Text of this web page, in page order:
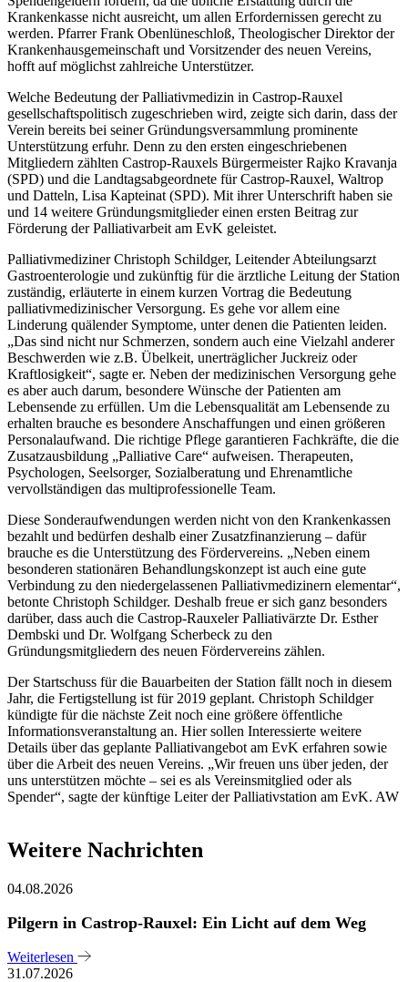
Krankenkasse nicht ausreicht, um allen Erfordernissen gerecht zu
werden. Pfarrer Frank Obenlüneschloß, Theologischer Direktor der
Krankenhausgemeinschaft und Vorsitzender des neuen Vereins,
hofft auf möglichst zahlreiche Unterstützer.
Welche Bedeutung der Palliativmedizin in Castrop-Rauxel
gesellschaftspolitisch zugeschrieben wird, zeigte sich darin, dass der
Verein bereits bei seiner Gründungsversammlung prominente
Unterstützung erfuhr. Denn zu den ersten eingeschriebenen
Mitgliedern zählten Castrop-Rauxels Bürgermeister Rajko Kravanja
(SPD) und die Landtagsabgeordnete für Castrop-Rauxel, Waltrop
und Datteln, Lisa Kapteinat (SPD). Mit ihrer Unterschrift haben sie
und 14 weitere Gründungsmitglieder einen ersten Beitrag zur
Förderung der Palliativarbeit am EvK geleistet.
Palliativmediziner Christoph Schildger, Leitender Abteilungsarzt
Gastroenterologie und zukünftig für die ärztliche Leitung der Station
zuständig, erläuterte in einem kurzen Vortrag die Bedeutung
palliativmedizinischer Versorgung. Es gehe vor allem eine
Linderung quälender Symptome, unter denen die Patienten leiden.
„Das sind nicht nur Schmerzen, sondern auch eine Vielzahl anderer
Beschwerden wie z.B. Übelkeit, unerträglicher Juckreiz oder
Kraftlosigkeit“, sagte er. Neben der medizinischen Versorgung gehe
es aber auch darum, besondere Wünsche der Patienten am
Lebensende zu erfüllen. Um die Lebensqualität am Lebensende zu
erhalten brauche es besondere Anschaffungen und einen größeren
Personalaufwand. Die richtige Pflege garantieren Fachkräfte, die die
Zusatzausbildung „Palliative Care“ aufweisen. Therapeuten,
Psychologen, Seelsorger, Sozialberatung und Ehrenamtliche
vervollständigen das multiprofessionelle Team.
Diese Sonderaufwendungen werden nicht von den Krankenkassen
bezahlt und bedürfen deshalb einer Zusatzfinanzierung – dafür
brauche es die Unterstützung des Fördervereins. „Neben einem
besonderen stationären Behandlungskonzept ist auch eine gute
Verbindung zu den niedergelassenen Palliativmedizinern elementar“,
betonte Christoph Schildger. Deshalb freue er sich ganz besonders
darüber, dass auch die Castrop-Rauxeler Palliativärzte Dr. Esther
Dembski und Dr. Wolfgang Scherbeck zu den
Gründungsmitgliedern des neuen Fördervereins zählen.
Der Startschuss für die Bauarbeiten der Station fällt noch in diesem
Jahr, die Fertigstellung ist für 2019 geplant. Christoph Schildger
kündigte für die nächste Zeit noch eine größere öffentliche
Informationsveranstaltung an. Hier sollen Interessierte weitere
Details über das geplante Palliativangebot am EvK erfahren sowie
über die Arbeit des neuen Vereins. „Wir freuen uns über jeden, der
uns unterstützen möchte – sei es als Vereinsmitglied oder als
Spender“, sagte der künftige Leiter der Palliativstation am EvK. AW
Weitere Nachrichten
04.08.2026
Pilgern in Castrop-Rauxel: Ein Licht auf dem Weg
Weiterlesen
31.07.2026